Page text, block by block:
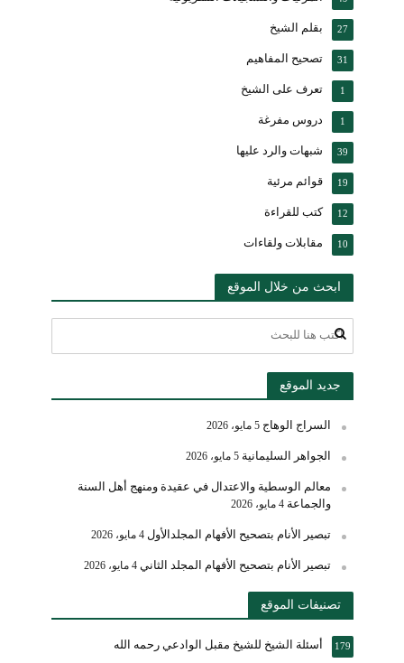
بقلم الشيخ 27
تصحيح المفاهيم 31
تعرف على الشيخ 1
دروس مفرغة 1
شبهات والرد عليها 39
قوائم مرئية 19
كتب للقراءة 12
مقابلات ولقاءات 10
ابحث من خلال الموقع
جديد الموقع
السراج الوهاج 5 مايو، 2026
الجواهر السليمانية 5 مايو، 2026
معالم الوسطية والاعتدال في عقيدة ومنهج أهل السنة
والجماعة 4 مايو، 2026
تبصير الأنام بتصحيح الأفهام المجلدالأول 4 مايو، 2026
تبصير الأنام بتصحيح الأفهام المجلد الثاني 4 مايو، 2026
تصنيفات الموقع
أسئلة الشيخ للشيخ مقبل الوادعي رحمه الله 179